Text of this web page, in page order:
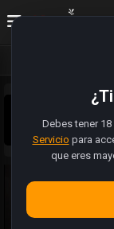
Sobrinos
modificar
folla.
Sabemos
Estamos
totalidad
Debes tener
Servicio para
que eres